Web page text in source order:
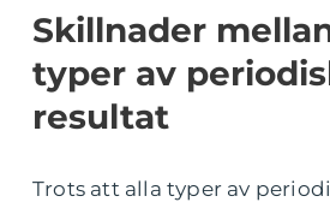
Skillnader
typer av
resultat
Trots att alla typer av